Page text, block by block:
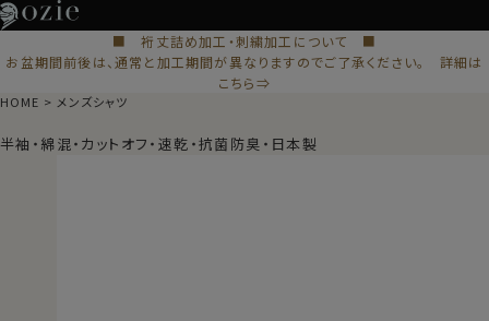
■ 裄丈詰め加工・刺繍加工について ■
お盆期間前後は、通常と加工期間が異なりますのでご了承ください。 詳細は
こちら⇒
HOME メンズシャツ
半袖・綿混・カットオフ・速乾・抗菌防臭・日本製